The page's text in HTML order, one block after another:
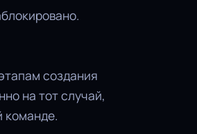
создания
на тот случай,
команде.